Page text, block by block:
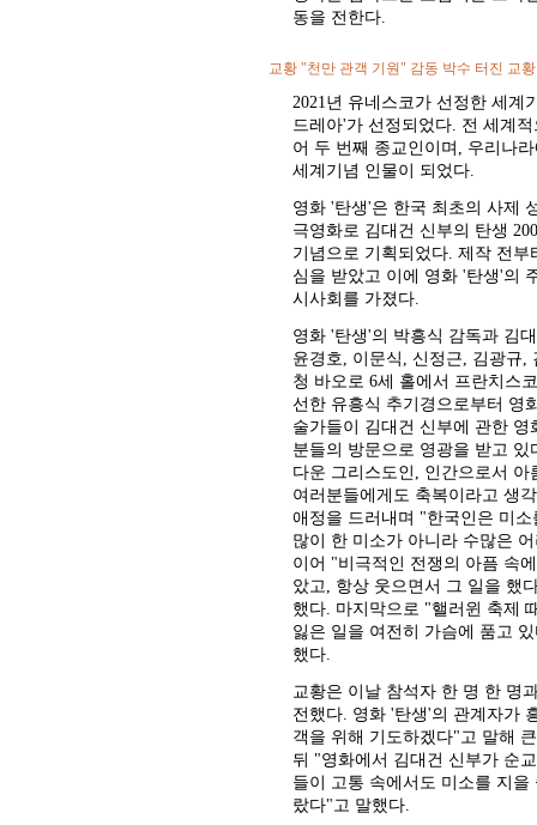
동을 전한다.
교황 "천만 관객 기원" 감동 박수 터진 교
2021년 유네스코가 선정한 세계
드레아'가 선정되었다. 전 세계
어 두 번째 종교인이며, 우리나
세계기념 인물이 되었다.
영화 '탄생'은 한국 최초의 사제
극영화로 김대건 신부의 탄생
기념으로 기획되었다. 제작 전
심을 받았고 이에 영화 '탄생'의
시사회를 가졌다.
영화 '탄생'의 박흥식 감독과 김
윤경호, 이문식, 신정근, 김광규,
청 바오로 6세 홀에서 프란치스
선한 유흥식 추기경으로부터 영
술가들이 김대건 신부에 관한
분들의 방문으로 영광을 받고
다운 그리스도인, 인간으로서
여러분들에게도 축복이라고 생
애정을 드러내며 "한국인은 미
많이 한 미소가 아니라 수많은
이어 "비극적인 전쟁의 아픔 속
았고, 항상 웃으면서 그 일을 했
했다. 마지막으로 "핼러윈 축제
잃은 일을 여전히 가슴에 품고
했다.
교황은 이날 참석자 한 명 한 명
전했다. 영화 '탄생'의 관계자가
객을 위해 기도하겠다"고 말해
뒤 "영화에서 김대건 신부가 순
들이 고통 속에서도 미소를 지
랐다"고 말했다.